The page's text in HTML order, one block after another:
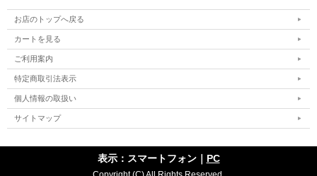
お店のトップへ戻る
カートを見る
ご利用案内
特定商取引法表示
個人情報の取扱い
サイトマップ
表示：スマートフォン｜ PC